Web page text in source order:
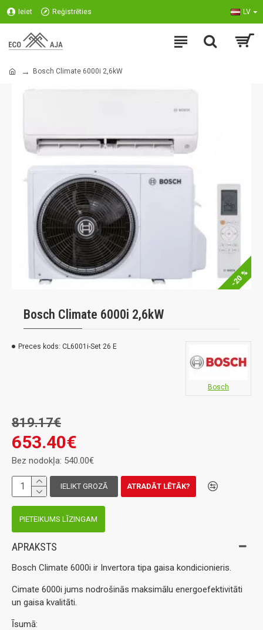
Ieiet Reģistrēties LV
Bosch Climate 6000i 2,6kW
-20 %
Bosch Climate 6000i 2,6kW
Preces kods: CL6001i-Set 26 E
Bosch
653.40€
819.17€
Bez nodokļa: 540.00€
IELIKT GROZĀ ATRADĀT LĒTĀK?
PIETEIKUMS LĪZINGAM
APRAKSTS
Bosch Climate 6000i ir Invertora tipa gaisa kondicionieris.
Cimate 6000i jums nodrošinās maksimālu energoefektivitāti
un gaisa kvalitāti.
Īsumā: